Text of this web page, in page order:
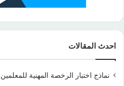
احدث المقالات
نماذج اختبار الرخصة المهنية للمعلمين pdf